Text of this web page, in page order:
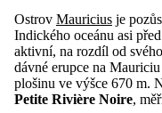
Ostrov Mauricius je
Indického oceánu asi
aktivní, na rozdíl od
dávné erupce na
plošinu ve výšce 670 m.
Petite Rivière Noire,